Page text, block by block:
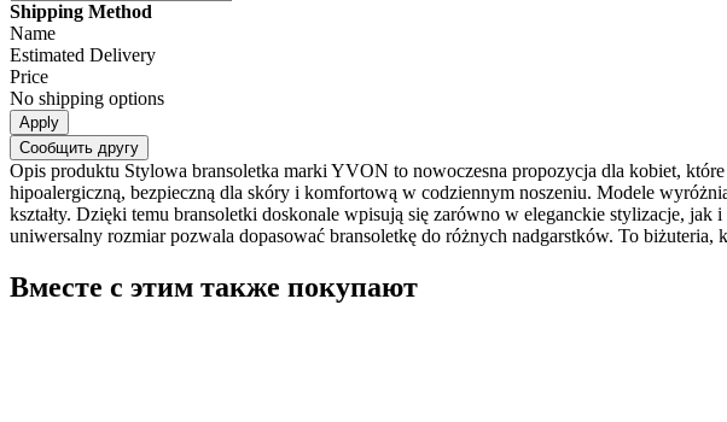
Shipping Method
Name
Estimated Delivery
Price
No shipping options
Apply
Сообщить другу
Opis produktu Stylowa bransoletka marki YVON to nowoczesna propozycja dla kobiet,
hipoalergiczną, bezpieczną dla skóry i komfortową w codziennym noszeniu. Modele
kształty. Dzięki temu bransoletki doskonale wpisują się zarówno w eleganckie stylizacje,
uniwersalny rozmiar pozwala dopasować bransoletkę do różnych nadgarstków. To
Вместе с этим также покупают